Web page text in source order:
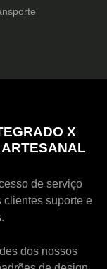
X
de serviço
clientes suporte e
dos nossos